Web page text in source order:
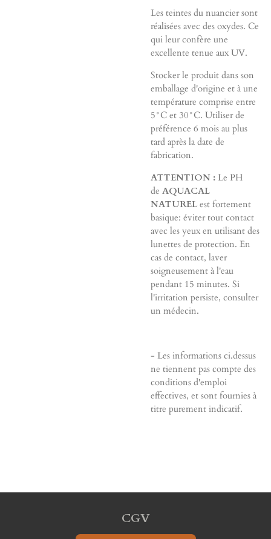
Les teintes du nuancier sont
réalisées avec des oxydes. Ce
qui leur confère une
excellente tenue aux UV.
Stocker le produit dans son
emballage d'origine et à une
température comprise entre
5°C et 30°C. Utiliser de
préférence 6 mois au plus
tard après la date de
fabrication.
ATTENTION : Le PH
de AQUACAL
NATUREL est fortement
basique: éviter tout contact
avec les yeux en utilisant des
lunettes de protection. En
cas de contact, laver
soigneusement à l'eau
pendant 15 minutes. Si
l'irritation persiste, consulter
un médecin.
- Les informations ci.dessus
ne tiennent pas compte des
conditions d'emploi
effectives, et sont fournies à
titre purement indicatif.
CGV